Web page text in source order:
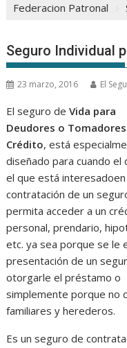
Federacion Patronal
Seguro Individual
23 marzo, 2016 El
El seguro deVida para
Deudores o
Crédito, está
diseñado para cuando el
el que está interesadoen
contratación de un
permita acceder a un
personal, prendario,
etc. ya sea porque se le
presentación de un
otorgarle el préstamo o
simplemente porque no
familiares y herederos.
Es un seguro de